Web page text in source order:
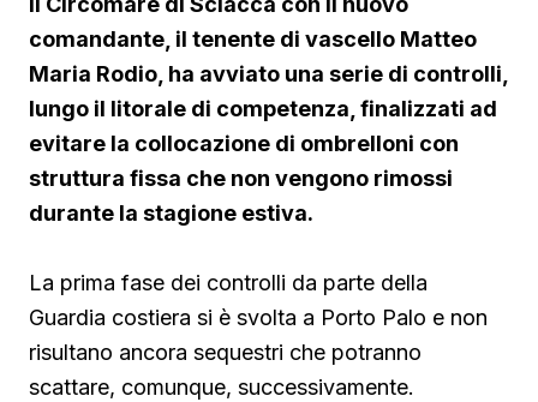
comandante, il tenente di vascello Matteo
Maria Rodio, ha avviato una serie di controlli,
lungo il litorale di competenza, finalizzati ad
evitare la collocazione di ombrelloni con
struttura fissa che non vengono rimossi
durante la stagione estiva.
La prima fase dei controlli da parte della
Guardia costiera si è svolta a Porto Palo e non
risultano ancora sequestri che potranno
scattare, comunque, successivamente.